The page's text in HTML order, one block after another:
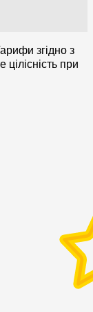
згідно з
при